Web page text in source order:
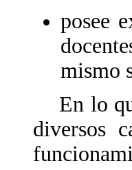
posee
mismo
En lo
diversos